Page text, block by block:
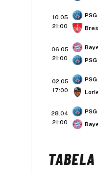
10.05
21:00
PSG
06.05
21:00
PSG
02.05
17:00
PSG
28.04
21:00
PSG
TABELA